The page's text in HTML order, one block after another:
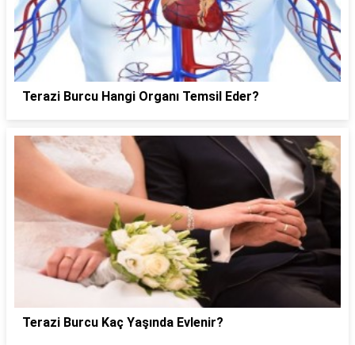
Terazi Burcu Hangi Organı Temsil Eder?
Terazi Burcu Kaç Yaşında Evlenir?